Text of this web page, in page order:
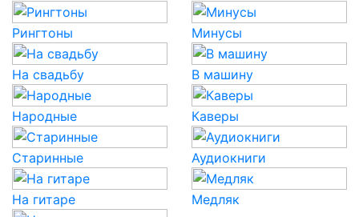
Рингтоны Минусы
На свадьбу В машину
Народные Каверы
Старинные Аудиокниги
На гитаре Медляк